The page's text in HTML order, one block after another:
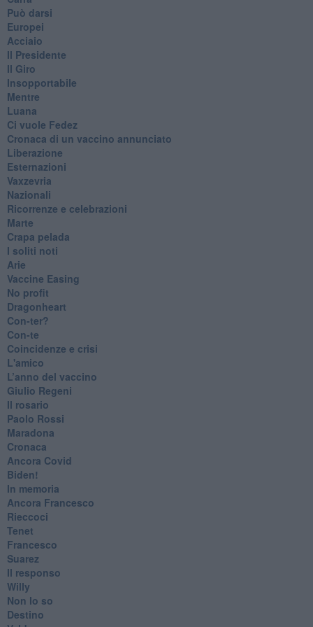
Può darsi
Europei
Acciaio
Il Presidente
​Il Giro
Insopportabile
​Mentre
Luana
​Ci vuole Fedez
​Cronaca di un vaccino annunciato
​Liberazione
Esternazioni
Vaxzevria
Nazionali
​Ricorrenze e celebrazioni
Marte
​Crapa pelada
​I soliti noti
Arie
​Vaccine Easing
No profit
Dragonheart
Con-ter?
​Con-te
Coincidenze e crisi
L'amico
​L’anno del vaccino
Giulio Regeni
​Il rosario
Paolo Rossi
Maradona
Cronaca
​Ancora Covid
​Biden!
In memoria
​Ancora Francesco
Rieccoci
Tenet
Francesco
Suarez
​Il responso
Willy
Non lo so
Destino